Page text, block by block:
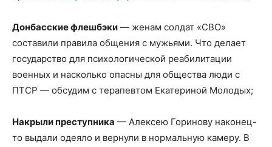
Донбасские флешбэки — женам солдат «СВО»
составили правила общения с мужьями. Что делает
государство для психологической реабилитации
военных и насколько опасны для общества люди с
ПТСР — обсудим с терапевтом Екатериной Молодых;
Накрыли преступника — Алексею Горинову наконец-
то выдали одеяло и вернули в нормальную камеру. В